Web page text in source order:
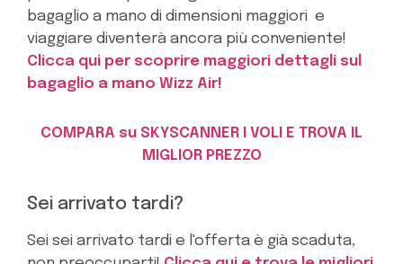
bagaglio a mano di dimensioni maggiori e
viaggiare diventerà ancora più conveniente!
Clicca qui per scoprire maggiori dettagli sul
bagaglio a mano Wizz Air!
COMPARA su SKYSCANNER I VOLI E TROVA IL
MIGLIOR PREZZO
Sei arrivato tardi?
Sei sei arrivato tardi e l'offerta è già scaduta,